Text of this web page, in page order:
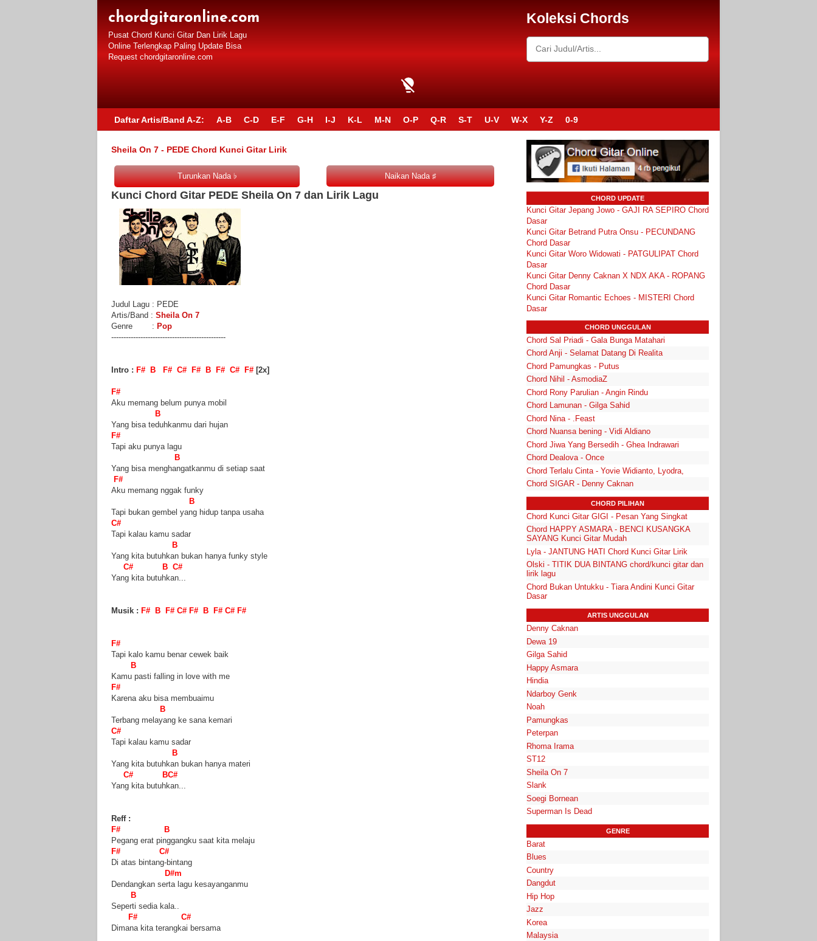
chordgitaronline.com
Pusat Chord Kunci Gitar Dan Lirik Lagu
Online Terlengkap Paling Update Bisa
Request chordgitaronline.com
Koleksi Chords
Daftar Artis/Band A-Z: A-B C-D E-F G-H I-J K-L M-N O-P Q-R S-T U-V W-X Y-Z 0-9
Sheila On 7 - PEDE Chord Kunci Gitar Lirik
Kunci Chord Gitar PEDE Sheila On 7 dan Lirik Lagu
Judul Lagu : PEDE
Artis/Band : Sheila On 7
Genre : Pop
-----------------------------------------------
Intro : F# B F# C# F# B F# C# F# [2x]
F#
Aku memang belum punya mobil
B
Yang bisa teduhkanmu dari hujan
F#
Tapi aku punya lagu
B
Yang bisa menghangatkanmu di setiap saat
F#
Aku memang nggak funky
B
Tapi bukan gembel yang hidup tanpa usaha
C#
Tapi kalau kamu sadar
B
Yang kita butuhkan bukan hanya funky style
C# B C#
Yang kita butuhkan...
Musik : F# B F# C# F# B F# C# F#
F#
Tapi kalo kamu benar cewek baik
B
Kamu pasti falling in love with me
F#
Karena aku bisa membuaimu
B
Terbang melayang ke sana kemari
C#
Tapi kalau kamu sadar
B
Yang kita butuhkan bukan hanya materi
C# BC#
Yang kita butuhkan...
Reff :
F# B
Pegang erat pinggangku saat kita melaju
F# C#
Di atas bintang-bintang
D#m
Dendangkan serta lagu kesayanganmu
B
Seperti sedia kala..
F# C#
Dimana kita terangkai bersama
CHORD UPDATE
Kunci Gitar Jepang Jowo - GAJI RA SEPIRO Chord
Dasar
Kunci Gitar Betrand Putra Onsu - PECUNDANG
Chord Dasar
Kunci Gitar Woro Widowati - PATGULIPAT Chord
Dasar
Kunci Gitar Denny Caknan X NDX AKA - ROPANG
Chord Dasar
Kunci Gitar Romantic Echoes - MISTERI Chord
Dasar
CHORD UNGGULAN
Chord Sal Priadi - Gala Bunga Matahari
Chord Anji - Selamat Datang Di Realita
Chord Pamungkas - Putus
Chord Nihil - AsmodiaZ
Chord Rony Parulian - Angin Rindu
Chord Lamunan - Gilga Sahid
Chord Nina - .Feast
Chord Nuansa bening - Vidi Aldiano
Chord Jiwa Yang Bersedih - Ghea Indrawari
Chord Dealova - Once
Chord Terlalu Cinta - Yovie Widianto, Lyodra,
Chord SIGAR - Denny Caknan
CHORD PILIHAN
Chord Kunci Gitar GIGI - Pesan Yang Singkat
Chord HAPPY ASMARA - BENCI KUSANGKA
SAYANG Kunci Gitar Mudah
Lyla - JANTUNG HATI Chord Kunci Gitar Lirik
Olski - TITIK DUA BINTANG chord/kunci gitar dan
lirik lagu
Chord Bukan Untukku - Tiara Andini Kunci Gitar
Dasar
ARTIS UNGGULAN
Denny Caknan
Dewa 19
Gilga Sahid
Happy Asmara
Hindia
Ndarboy Genk
Noah
Pamungkas
Peterpan
Rhoma Irama
ST12
Sheila On 7
Slank
Soegi Bornean
Superman Is Dead
GENRE
Barat
Blues
Country
Dangdut
Hip Hop
Jazz
Korea
Malaysia